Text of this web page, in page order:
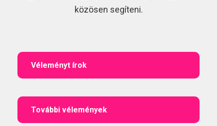
közösen segíteni.
Véleményt írok
További vélemények